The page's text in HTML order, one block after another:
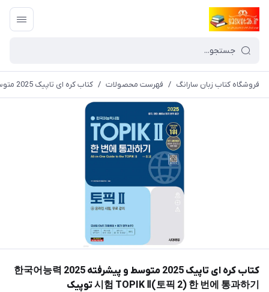
فروشگاه کتاب زبان سارانگ / فهرست محصولات / کتاب کره ای تاپیک 2025 متوسط و پیشرفته 2025 한국어능력시험 TOPIK Ⅱ(토픽 2) 한 번에 통과하기 توپیک
کتاب کره ای تاپیک 2025 متوسط و پیشرفته 2025 한국어능력
시험 TOPIK Ⅱ(토픽 2) 한 번에 통과하기 توپیک